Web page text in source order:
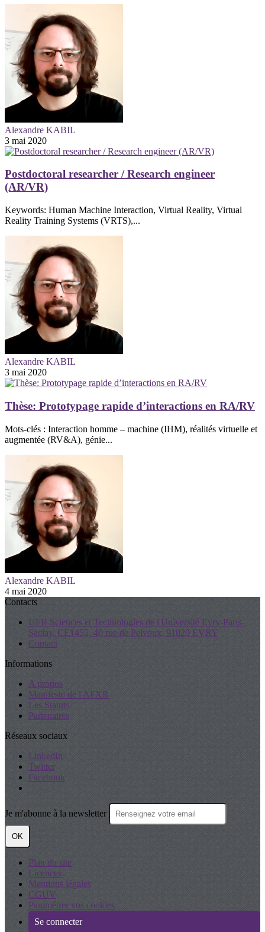
Alexandre KABIL
3 mai 2020
Postdoctoral researcher / Research engineer
(AR/VR)
Keywords: Human Machine Interaction, Virtual Reality, Virtual
Reality Training Systems (VRTS),...
Alexandre KABIL
3 mai 2020
Thèse: Prototypage rapide d’interactions en RA/RV
Mots-clés : Interaction homme – machine (IHM), réalités virtuelle et
augmentée (RV&A), génie...
Alexandre KABIL
4 mai 2020
Contacts
UFR Sciences et Technologies de l'Université Evry-Paris-
Saclay, CE1455, 40 rue de Pelvoux, 91020 EVRY
Contact
Informations
A propos
Manifeste de l'AFXR
Les Statuts
Partenaires
Réseaux sociaux
LinkedIn
Twitter
Facebook
Je m'abonne à la newsletter
OK
Plan du site
Licences
Mentions légales
CGUV
Paramétrer vos cookies
Se connecter